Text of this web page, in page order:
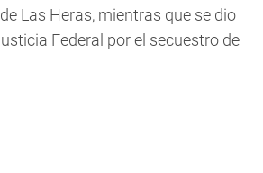
Las Heras, mientras que se dio
Federal por el secuestro de